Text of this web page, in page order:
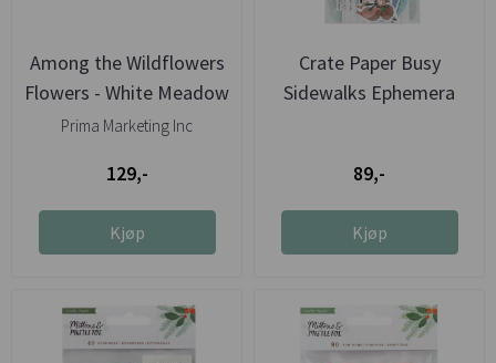
Among the Wildflowers
Flowers - White Meadow
Prima Marketing Inc
129,-
Kjøp
Crate Paper Busy
Sidewalks Ephemera
89,-
Kjøp